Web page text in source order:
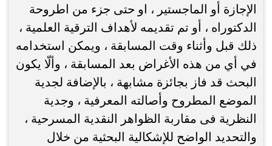
الإجازة أو الماجستير ، او حتى جزء من اطروحة
الدكتوراه ، أو تم تقديمه لأهداف الترقية العلمية ،
ذلك قبل وأثناء وقت المسابقة ، ويمكن استخدامه
في أي من هذه الأغراض بعد المسابقة ، وألّا يكون
البحث قد فاز بجائزة مشابهة ، بالإضافة لجدية
الموضع المطروح وأصالته المعرفية ، وجدية
النظرية فى مقاربة الظواهر النقدية المسرحية ،
والتحديد الواضح للإشكالية البحثية من خلال